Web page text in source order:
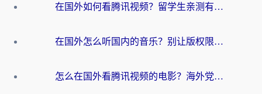
在国外如何看腾讯视频？留学生亲测有效的回国加速方案
在国外怎么听国内的音乐？别让版权限制断了你的华语歌单
怎么在国外看腾讯视频的电影？海外党亲测有效的回国加速指南